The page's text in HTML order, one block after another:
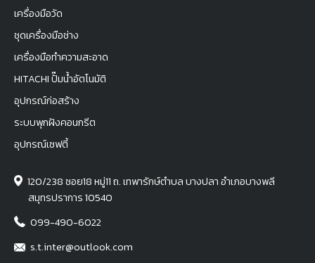
เครื่องมือวัด
ชุดเครื่องมือช่าง
เครื่องมือทำความสะอาด
HITACHI ปั๊มน้ำอัตโนมัติ
อุปกรณ์ก่อสร้าง
ระบบพุกฝังคอนกรีต
อุปกรณ์เซฟตี้
120/238 ซอย18 หมู่11 ถ. เทพารักษ์ตำบล บางปลา อำเภอบางพลี
สมุทรปราการ 10540
099-490-6022
s.t.inter@outlook.com